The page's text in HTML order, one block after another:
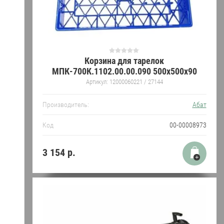
Корзина для тарелок
МПК-700К.1102.00.00.090 500х500х90
Артикул: 12000060221 / 27144
Производитель: Абат
Код 00-00008973
3 154р.